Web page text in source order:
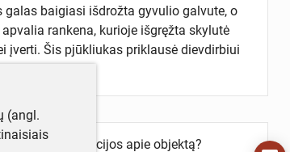
galas baigiasi išdrožta gyvulio galvute, o
apvalia rankena, kurioje išgręžta skylutė
įverti. Šis pjūkliukas priklausė dievdirbiui
daugiau informacijos apie objektą?
(angl.